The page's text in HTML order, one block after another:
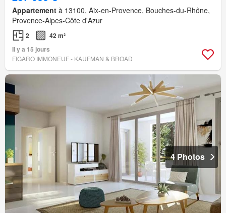
Appartement à 13100, Aix-en-Provence, Bouches-du-Rhône,
Provence-Alpes-Côte d'Azur
2
42 m²
Il y a 15 jours
FIGARO IMMONEUF - KAUFMAN & BROAD
4 Photos